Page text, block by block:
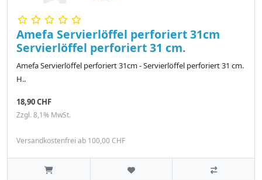
Amefa Servierlöffel perforiert 31cm
Servierlöffel perforiert 31 cm.
Amefa Servierlöffel perforiert 31cm - Servierlöffel perforiert 31 cm.
H..
18,90 CHF
Zzgl. 8,1% MwSt.
Versandkostenfrei ab 100,00 CHF